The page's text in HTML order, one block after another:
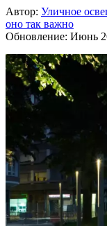
Автор: Уличное
оно так важно
Обновление: Июнь